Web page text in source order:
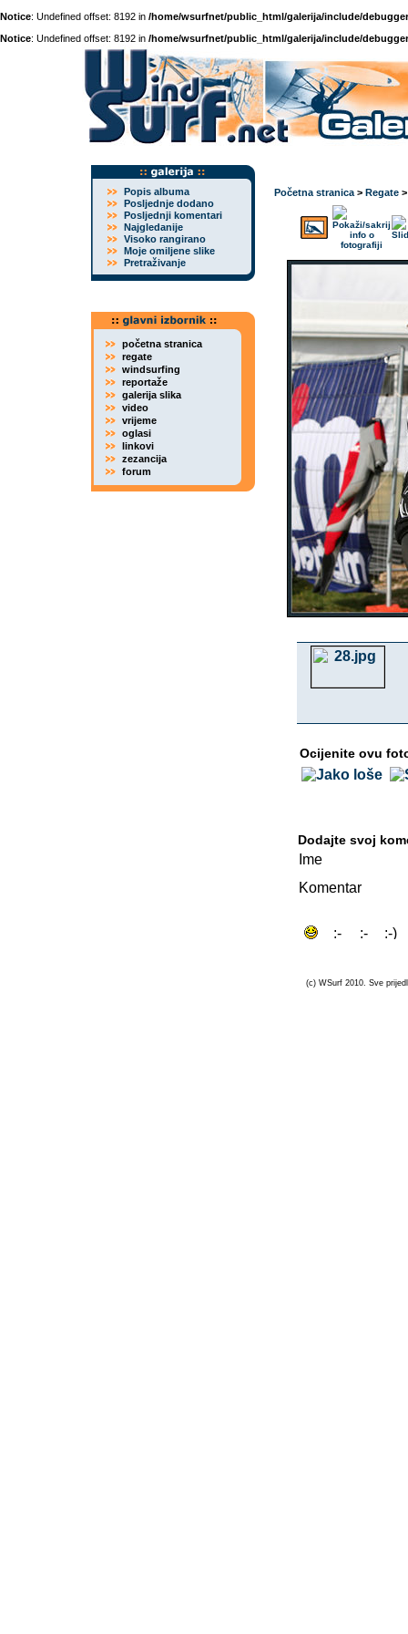
Notice: Undefined offset: 8192 in /home/wsurfnet/public_html/galerija/include/
Notice: Undefined offset: 8192 in /home/wsurfnet/public_html/galerija/include/
Popis albuma
Posljednje dodano
Posljednji komentari
Najgledanije
Visoko rangirano
Moje omiljene slike
Pretraživanje
početna stranica
regate
windsurfing
reportaže
galerija slika
video
vrijeme
oglasi
linkovi
zezancija
forum
Početna stranica > Regate
Ocijenite ovu
Dodajte svoj
Ime
Komentar
(c) WSurf 2010. Sve